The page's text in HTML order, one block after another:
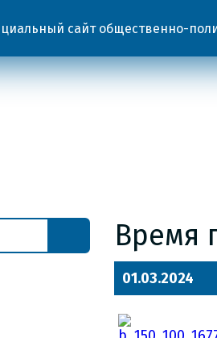
сайт общественно-
Время
01.03.2024